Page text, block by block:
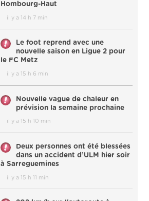
Hombourg-Haut
il y a 14 h 7 min
Le foot reprend avec une
nouvelle saison en Ligue 2 pour
le FC Metz
il y a 15 h 6 min
Nouvelle vague de chaleur en
prévision la semaine prochaine
il y a 15 h 10 min
Deux personnes ont été blessées
dans un accident d’ULM hier soir
à Sarreguemines
il y a 15 h 11 min